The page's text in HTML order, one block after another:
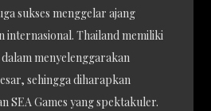
sukses menggelar ajang
internasional. Thailand memiliki
menyelenggarakan
sehingga diharapkan
SEA Games yang spektakuler.